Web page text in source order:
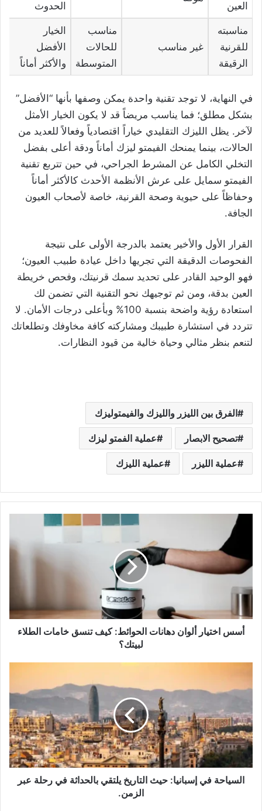
العين
الحدوث
مناسبته
للقرنية
الرقيقة
غير مناسب
مناسب
للحالات
المتوسطة
الخيار
الأفضل
والأكثر أماناً
في النهاية، لا توجد تقنية واحدة يمكن وصفها بأنها “الأفضل”
بشكل مطلق؛ فما يناسب مريضاً قد لا يكون الخيار الأمثل
لآخر. يظل الليزك التقليدي خياراً اقتصادياً وفعالاً للعديد من
الحالات، بينما يمنحك الفيمتو ليزك أماناً ودقة أعلى بفضل
التخلي الكامل عن المشرط الجراحي، في حين تتربع تقنية
الفيمتو سمايل على عرش الأنظمة الأحدث كالأكثر أماناً
وحفاظاً على حيوية وصحة القرنية، خاصة لأصحاب العيون
الجافة.
القرار الأول والأخير يعتمد بالدرجة الأولى على نتيجة
الفحوصات الدقيقة التي تجريها داخل عيادة طبيب العيون؛
فهو الوحيد القادر على تحديد سمك قرنيتك، وفحص خريطة
العين بدقة، ومن ثم توجيهك نحو التقنية التي تضمن لك
استعادة رؤية واضحة بنسبة 100% وبأعلى درجات الأمان. لا
تتردد في استشارة طبيبك ومشاركته كافة مخاوفك وتطلعاتك
لتنعم بنظر مثالي وحياة خالية من قيود النظارات.
الفرق بين الليزر والليزك والفيمتوليزك
تصحيح الابصار عملية الفمتو ليزك
عملية الليزر عملية الليزك
أسس
دهانات
الحوائط:
تنسق
خامات
الطلاء
لبيتك؟
أسس اختيار ألوان دهانات الحوائط: كيف تنسق خامات الطلاء
لبيتك؟
في
إسبانيا:
التاريخ
يلتقي
بالحداثة
في
رحلة
عبرالسياحة في إسبانيا: حيث التاريخ يلتقي بالحداثة في رحلة عبر
الزمن.